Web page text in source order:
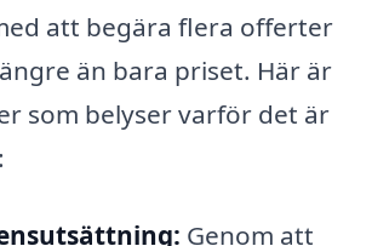
att begära flera offerter
än bara priset. Här är
som belyser varför det är
Genom att